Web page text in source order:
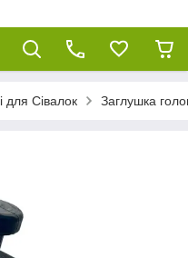
для Сівалок Заглушка